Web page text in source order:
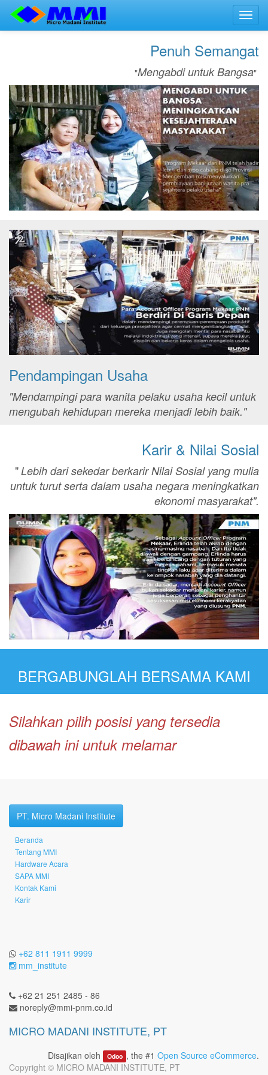
Penuh Semangat
"Mengabdi untuk Bangsa"
Pendampingan Usaha
"Mendampingi para wanita pelaku usaha kecil untuk
mengubah kehidupan mereka menjadi lebih baik."
Karir & Nilai Sosial
"Lebih dari sekedar berkarir Nilai Sosial yang mulia
untuk turut serta dalam usaha negara meningkatkan
ekonomi masyarakat".
BERGABUNGLAH BERSAMA KAMI
Silahkan pilih posisi yang tersedia
dibawah ini untuk melamar
PT. Micro Madani Institute
Beranda
Tentang MMI
Hardware Acara
SAPA MMI
Kontak Kami
Karir
+62 811 1911 9999
mm_institute
+62 21 251 2485 - 86
noreply@mmi-pnm.co.id
MICRO MADANI INSTITUTE, PT
Disajikan oleh Odoo , the #1 Open Source eCommerce.
Copyright © MICRO MADANI INSTITUTE, PT